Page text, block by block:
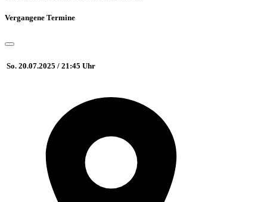
Vergangene Termine
So. 20.07.2025 / 21:45 Uhr